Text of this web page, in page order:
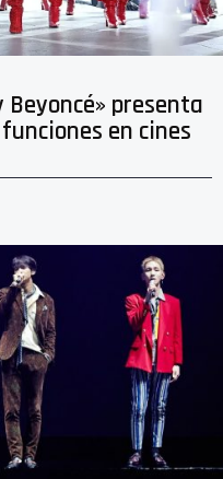
Beyoncé» presenta
en cines